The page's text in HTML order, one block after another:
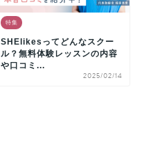
特集
SHElikesってどんなスクー
ル？無料体験レッスンの内容
や口コミ...
2025/02/14